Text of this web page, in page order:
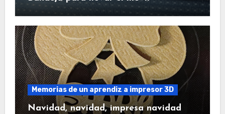
Memorias de un aprendiz a impresor 3D
Navidad, navidad, impresa navidad